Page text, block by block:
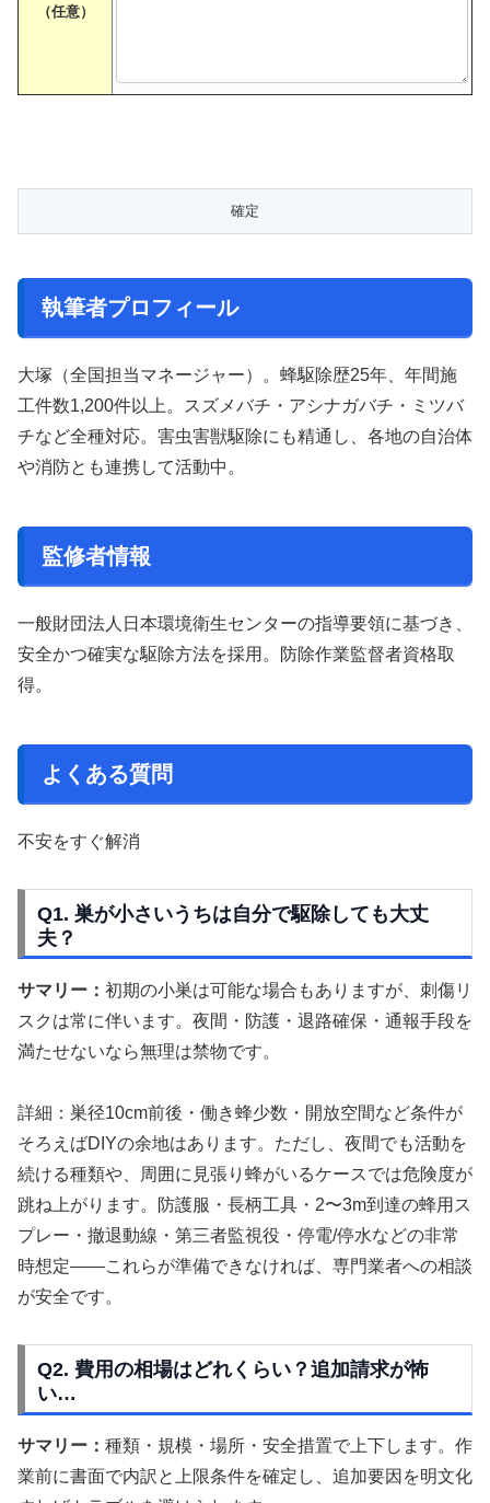
（任意）
執筆者プロフィール
大塚（全国担当マネージャー）。蜂駆除歴25年、年間施
工件数1,200件以上。スズメバチ・アシナガバチ・ミツバ
チなど全種対応。害虫害獣駆除にも精通し、各地の自治体
や消防とも連携して活動中。
監修者情報
一般財団法人日本環境衛生センターの指導要領に基づき、
安全かつ確実な駆除方法を採用。防除作業監督者資格取
得。
よくある質問
不安をすぐ解消
Q1. 巣が小さいうちは自分で駆除しても大丈
夫？
サマリー： 初期の小巣は可能な場合もありますが、刺傷リ
スクは常に伴います。夜間・防護・退路確保・通報手段を
満たせないなら無理は禁物です。
詳細：巣径10cm前後・働き蜂少数・開放空間など条件が
そろえばDIYの余地はあります。ただし、夜間でも活動を
続ける種類や、周囲に見張り蜂がいるケースでは危険度が
跳ね上がります。防護服・長柄工具・2〜3m到達の蜂用ス
プレー・撤退動線・第三者監視役・停電/停水などの非常
時想定——これらが準備できなければ、専門業者への相談
が安全です。
Q2. 費用の相場はどれくらい？追加請求が怖
い…
サマリー： 種類・規模・場所・安全措置で上下します。作
業前に書面で内訳と上限条件を確定し、追加要因を明文化